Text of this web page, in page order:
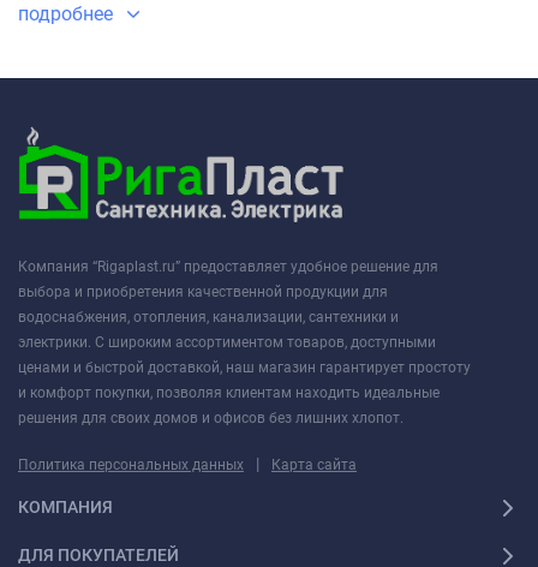
подробнее
Компания “Rigaplast.ru” предоставляет удобное решение для
выбора и приобретения качественной продукции для
водоснабжения, отопления, канализации, сантехники и
электрики. С широким ассортиментом товаров, доступными
ценами и быстрой доставкой, наш магазин гарантирует простоту
и комфорт покупки, позволяя клиентам находить идеальные
решения для своих домов и офисов без лишних хлопот.
Политика персональных данных | Карта сайта
КОМПАНИЯ
ДЛЯ ПОКУПАТЕЛЕЙ